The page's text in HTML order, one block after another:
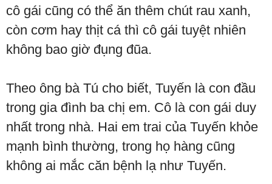
cô gái cũng có thể ăn thêm chút rau xanh,
còn cơm hay thịt cá thì cô gái tuyệt nhiên
không bao giờ đụng đũa.
Theo ông bà Tú cho biết, Tuyến là con đầu
trong gia đình ba chị em. Cô là con gái duy
nhất trong nhà. Hai em trai của Tuyến khỏe
mạnh bình thường, trong họ hàng cũng
không ai mắc căn bệnh lạ như Tuyến.